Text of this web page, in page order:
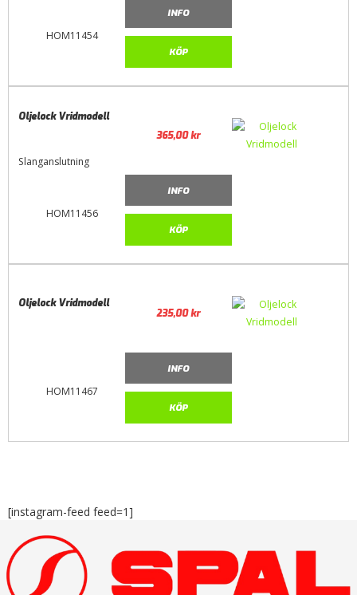
HOM11454
INFO
KÖP
HOM11456
Oljelock Vridmodell
Slanganslutning
365,00kr
INFO
KÖP
HOM11467
Oljelock Vridmodell
235,00kr
INFO
KÖP
[instagram-feed feed=1]